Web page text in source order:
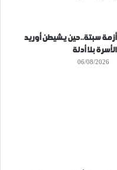
أزمة سبتة..حين يشيطن أوريد
الأسرة بلا أدلة
06/08/2026